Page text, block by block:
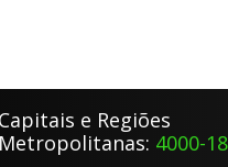
Capitais e Regiões
Metropolitanas: 4000-